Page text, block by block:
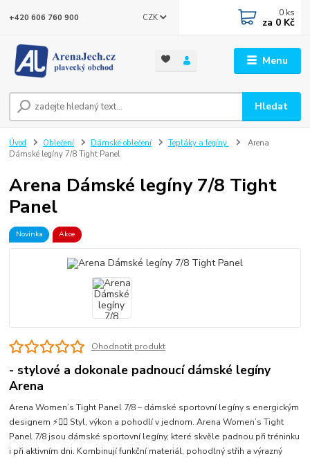
Menu
CZK
Hledat
+420 606 760 900 0 ks
za 0 Kč
Úvod Oblečení Dámské oblečení Tepláky a legíny
Arena
Dámské legíny 7/8 Tight Panel
Arena Dámské legíny 7/8 Tight
Panel
Novinka Akce
Ohodnotit produkt
- stylové a dokonale padnoucí dámské legíny
Arena
Arena Women’s Tight Panel 7/8 – dámské sportovní legíny s energickým
designem ⚡🏃‍♀️ Styl, výkon a pohodlí v jednom. Arena Women’s Tight
Panel 7/8 jsou dámské sportovní legíny, které skvěle padnou při tréninku
i při aktivním dni. Kombinují funkční materiál, pohodlný střih a výrazný